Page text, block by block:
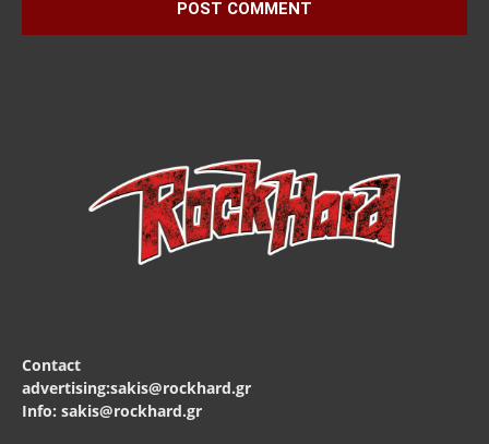
Contact
advertising:sakis@rockhard.gr
Info: sakis@rockhard.gr